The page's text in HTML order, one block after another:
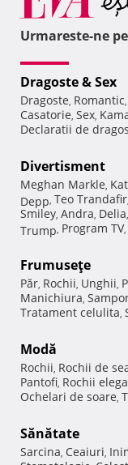
Urmareste-ne pe
Dragoste & Sex
Dragoste, Romantic,
Casatorie, Sex,
Declaratii de
Divertisment
Meghan Markle,
Depp, Teo Trandafir,
Smiley, Andra, Delia,
Trump, Program TV,
Frumuseţe
Păr, Rochii, Unghii,
Manichiura,
Tratament celulita,
Modă
Rochii, Rochii de
Pantofi, Rochii
Ochelari de soare,
Sănătate
Sarcina, Ceaiuri,